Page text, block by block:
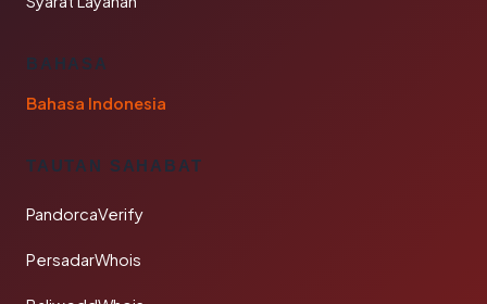
BAHASA
Bahasa Indonesia
TAUTAN SAHABAT
PandorcaVerify
PersadarWhois